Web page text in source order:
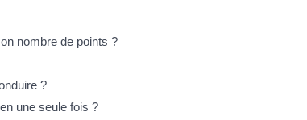
nombre de points ?
?
une seule fois ?